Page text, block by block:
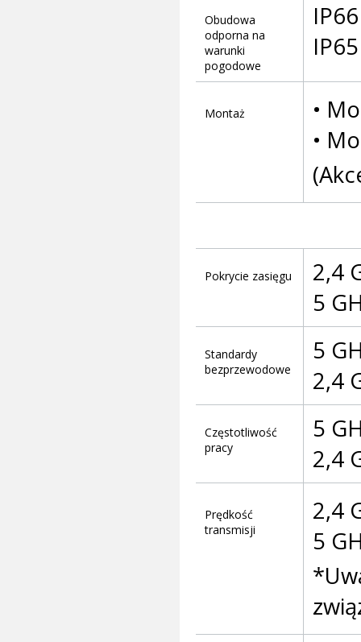
Obudowa
odporna na
warunki
pogodowe
Montaż
•
•
Pokrycie zasięgu
2,4
5
Standardy
bezprzewodowe
5
2,4
Częstotliwość
pracy
5
2,4
Prędkość
transmisji
2,4
5